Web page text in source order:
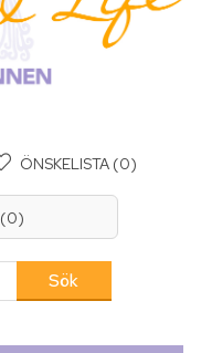
ÖNSKELISTA (0)
(0)